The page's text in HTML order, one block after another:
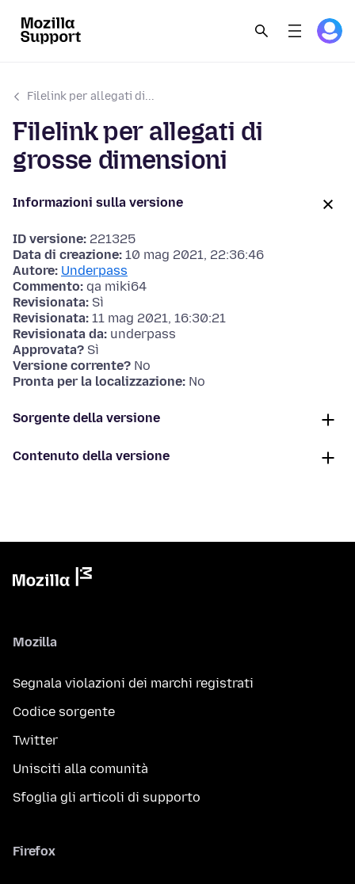
Filelink per allegati di...
Filelink per allegati di
grosse dimensioni
Informazioni sulla versione
ID versione: 221325
Data di creazione: 10 mag 2021, 22:36:46
Autore: Underpass
Commento: qa miki64
Revisionata: Sì
Revisionata: 11 mag 2021, 16:30:21
Revisionata da: underpass
Approvata? Sì
Versione corrente? No
Pronta per la localizzazione: No
Sorgente della versione
Contenuto della versione
Mozilla
Segnala violazioni dei marchi registrati
Codice sorgente
Twitter
Unisciti alla comunità
Sfoglia gli articoli di supporto
Firefox